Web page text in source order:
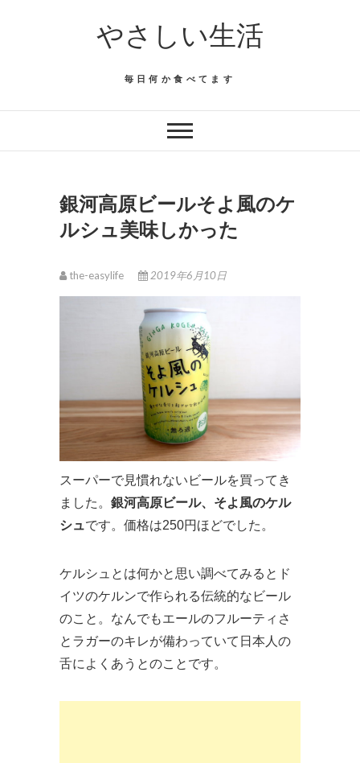
やさしい生活
毎日何か食べてます
銀河高原ビールそよ風のケ
ルシュ美味しかった
the-easylife 2019年6月10日
スーパーで見慣れないビールを買ってき
ました。 銀河高原ビール、そよ風のケル
シュです。価格は250円ほどでした。
ケルシュとは何かと思い調べてみるとド
イツのケルンで作られる伝統的なビール
のこと。なんでもエールのフルーティさ
とラガーのキレが備わっていて日本人の
舌によくあうとのことです。